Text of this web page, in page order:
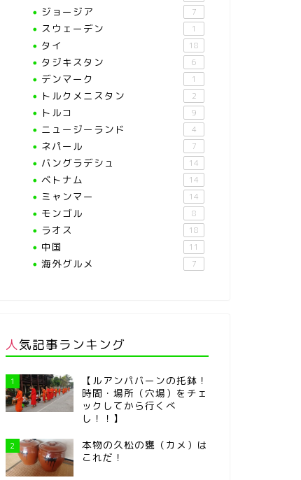
ジョージア 7
スウェーデン 1
タイ 18
タジキスタン 6
デンマーク 1
トルクメニスタン 2
トルコ 9
ニュージーランド 4
ネパール 7
バングラデシュ 14
ベトナム 14
ミャンマー 14
モンゴル 8
ラオス 18
中国 11
海外グルメ 7
人気記事ランキング
1
【ルアンパバーンの托鉢！
時間・場所（穴場）をチェ
ックしてから行くべ
し！！】
2
本物の久松の甕（カメ）は
これだ！